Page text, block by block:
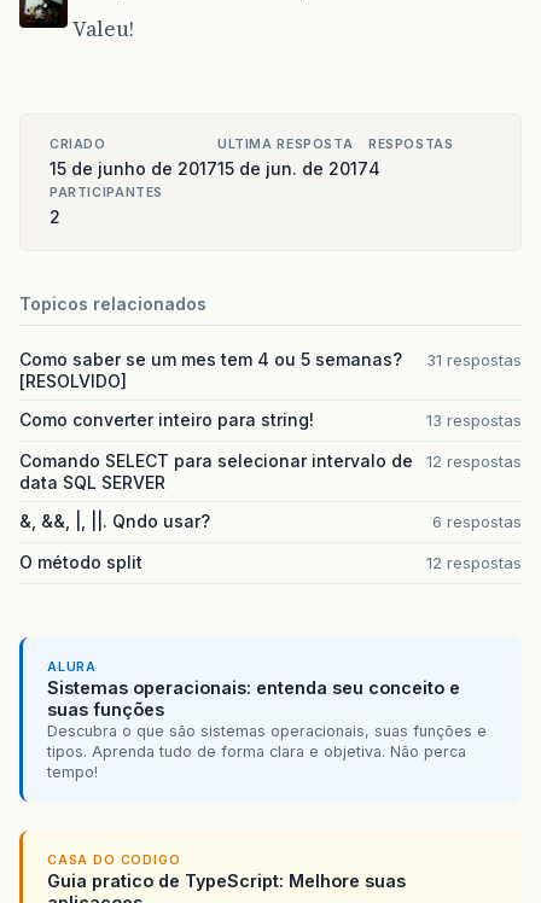
Valeu!
CRIADO
15 de junho de 2017
ULTIMA RESPOSTA
15 de jun. de 2017
RESPOSTAS
4
PARTICIPANTES
2
Topicos relacionados
Como saber se um mes tem 4 ou 5 semanas?
[RESOLVIDO]
31 respostas
Como converter inteiro para string! 13 respostas
Comando SELECT para selecionar intervalo de
data SQL SERVER
12 respostas
&, &&, |, ||. Qndo usar? 6 respostas
O método split 12 respostas
ALURA
Sistemas operacionais: entenda seu conceito e
suas funções
Descubra o que são sistemas operacionais, suas funções e
tipos. Aprenda tudo de forma clara e objetiva. Não perca
tempo!
CASA DO CODIGO
Guia pratico de TypeScript: Melhore suas